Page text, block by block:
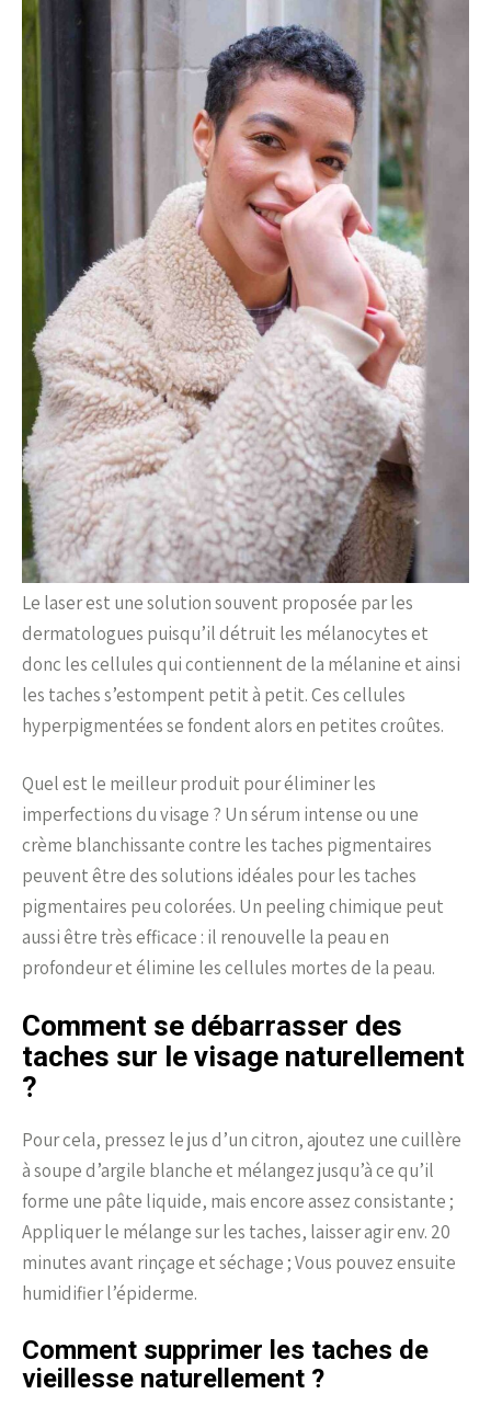
Le laser est une solution souvent proposée par les
dermatologues puisqu’il détruit les mélanocytes et
donc les cellules qui contiennent de la mélanine et ainsi
les taches s’estompent petit à petit. Ces cellules
hyperpigmentées se fondent alors en petites croûtes.
Quel est le meilleur produit pour éliminer les
imperfections du visage ? Un sérum intense ou une
crème blanchissante contre les taches pigmentaires
peuvent être des solutions idéales pour les taches
pigmentaires peu colorées. Un peeling chimique peut
aussi être très efficace : il renouvelle la peau en
profondeur et élimine les cellules mortes de la peau.
Comment se débarrasser des
taches sur le visage naturellement
?
Pour cela, pressez le jus d’un citron, ajoutez une cuillère
à soupe d’argile blanche et mélangez jusqu’à ce qu’il
forme une pâte liquide, mais encore assez consistante ;
Appliquer le mélange sur les taches, laisser agir env. 20
minutes avant rinçage et séchage ; Vous pouvez ensuite
humidifier l’épiderme.
Comment supprimer les taches de
vieillesse naturellement ?